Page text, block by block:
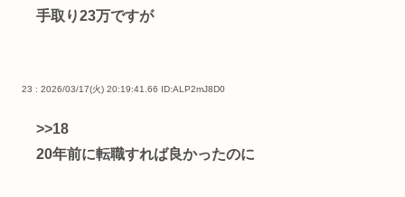
手取り23万ですが
23 : 2026/03/17(火) 20:19:41.66 ID:ALP2mJ8D0
>>18
20年前に転職すれば良かったのに